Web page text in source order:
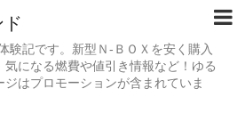
験記です。新型Ｎ-ＢＯＸを安く購入
になる燃費や値引き情報など！ゆる
はプロモーションが含まれていま